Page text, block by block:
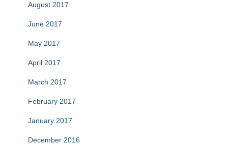
August 2017
June 2017
May 2017
April 2017
March 2017
February 2017
January 2017
December 2016